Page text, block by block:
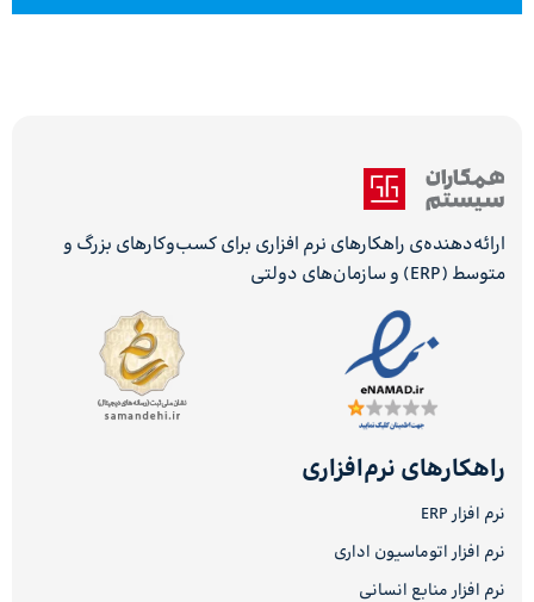
ارائه‌دهنده‌ی راهکارهای نرم افزاری برای کسب‌وکارهای بزرگ و
متوسط (ERP) و سازمان‌های دولتی
راهکارهای نرم‌افزاری
نرم افزار ERP
نرم افزار اتوماسیون اداری
نرم افزار منابع انسانی